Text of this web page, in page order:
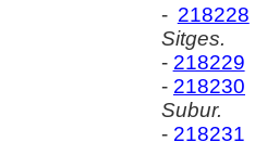
- 218228
Sitges.
- 218229
- 218230
Subur.
- 218231